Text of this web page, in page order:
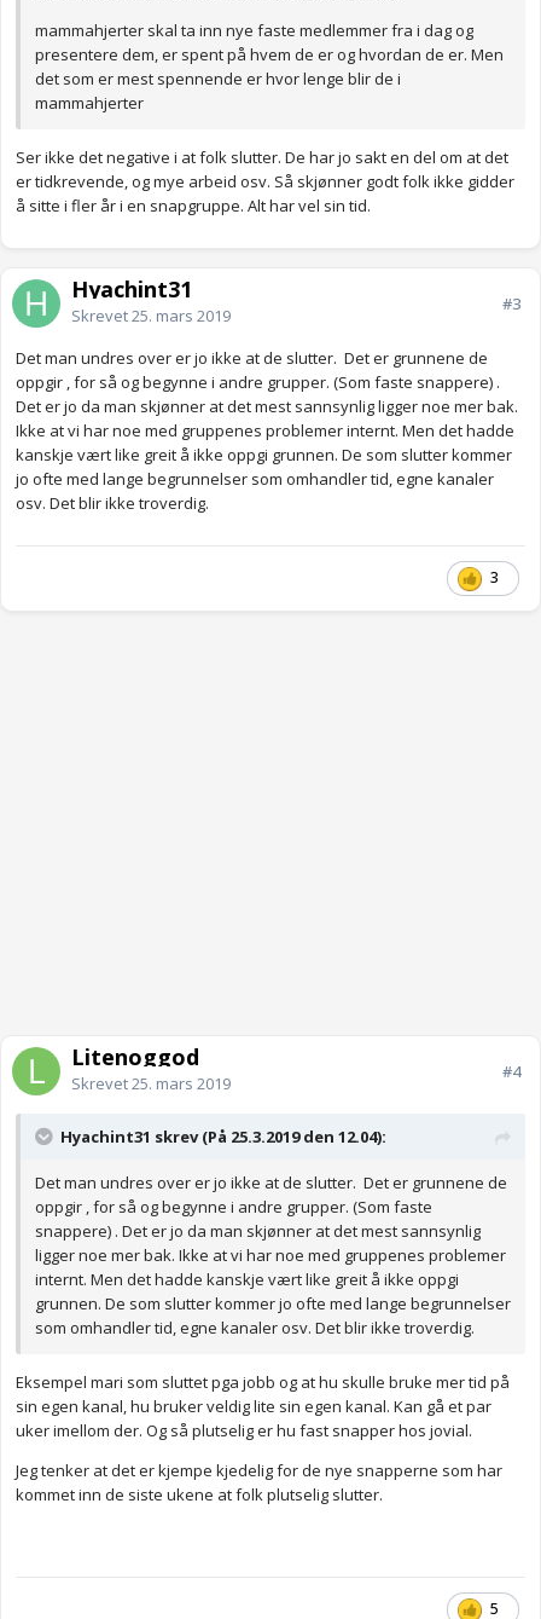
mammahjerter skal ta inn nye faste medlemmer fra i dag og
presentere dem, er spent på hvem de er og hvordan de er. Men
det som er mest spennende er hvor lenge blir de i
mammahjerter
Ser ikke det negative i at folk slutter. De har jo sakt en del om at det
er tidkrevende, og mye arbeid osv. Så skjønner godt folk ikke gidder
å sitte i fler år i en snapgruppe. Alt har vel sin tid.
Hyachint31
Skrevet25. mars 2019
#3
Det man undres over er jo ikke at de slutter. Det er grunnene de
oppgir , for så og begynne i andre grupper. (Som faste snappere) .
Det er jo da man skjønner at det mest sannsynlig ligger noe mer bak.
Ikke at vi har noe med gruppenes problemer internt. Men det hadde
kanskje vært like greit å ikke oppgi grunnen. De som slutter kommer
jo ofte med lange begrunnelser som omhandler tid, egne kanaler
osv. Det blir ikke troverdig.
3
Litenoggod
Skrevet25. mars 2019
#4
Hyachint31 skrev (På 25.3.2019 den 12.04):
Det man undres over er jo ikke at de slutter. Det er grunnene de
oppgir , for så og begynne i andre grupper. (Som faste
snappere) . Det er jo da man skjønner at det mest sannsynlig
ligger noe mer bak. Ikke at vi har noe med gruppenes problemer
internt. Men det hadde kanskje vært like greit å ikke oppgi
grunnen. De som slutter kommer jo ofte med lange begrunnelser
som omhandler tid, egne kanaler osv. Det blir ikke troverdig.
Eksempel mari som sluttet pga jobb og at hu skulle bruke mer tid på
sin egen kanal, hu bruker veldig lite sin egen kanal. Kan gå et par
uker imellom der. Og så plutselig er hu fast snapper hos jovial.
Jeg tenker at det er kjempe kjedelig for de nye snapperne som har
kommet inn de siste ukene at folk plutselig slutter.
5